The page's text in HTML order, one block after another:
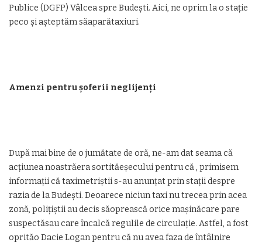
Publice (DGFP) Vâlcea spre Budești. Aici, ne oprim la o stație
peco și așteptăm săaparătaxiuri.
Amenzi pentru șoferii neglijenți
După mai bine de o jumătate de oră, ne-am dat seama că
acțiunea noastrăera sortităeșecului pentru că , primisem
informații că taximetriștii s-au anunțat prin stații despre
razia de la Budești. Deoarece niciun taxi nu trecea prin acea
zonă, polițiștii au decis săoprească orice mașinăcare pare
suspectăsau care încalcă regulile de circulație. Astfel, a fost
oprităo Dacie Logan pentru că nu avea faza de întâlnire